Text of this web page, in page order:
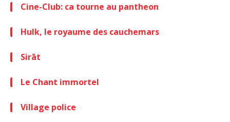
Cine-Club: ca tourne au pantheon
Hulk, le royaume des cauchemars
Sirāt
Le Chant immortel
Village police